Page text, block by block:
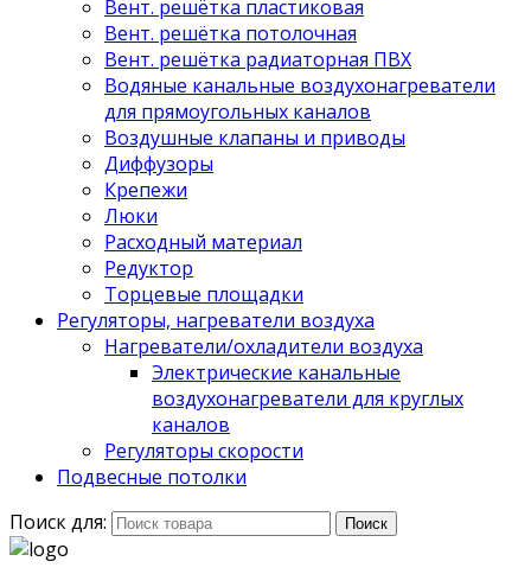
Вент. решётка пластиковая
Вент. решётка потолочная
Вент. решётка радиаторная ПВХ
Водяные канальные воздухонагреватели
для прямоугольных каналов
Воздушные клапаны и приводы
Диффузоры
Крепежи
Люки
Расходный материал
Редуктор
Торцевые площадки
Регуляторы, нагреватели воздуха
Нагреватели/охладители воздуха
Электрические канальные
воздухонагреватели для круглых
каналов
Регуляторы скорости
Подвесные потолки
Поиск для:
Поиск